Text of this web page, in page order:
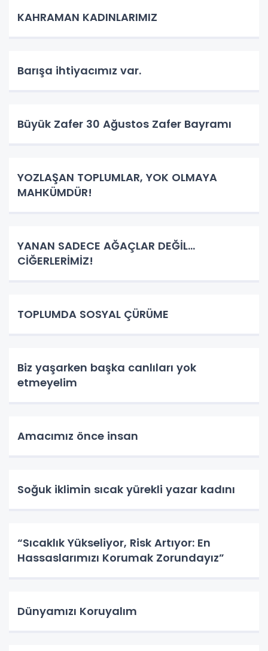
KAHRAMAN KADINLARIMIZ
Barışa ihtiyacımız var.
Büyük Zafer 30 Ağustos Zafer Bayramı
YOZLAŞAN TOPLUMLAR, YOK OLMAYA
MAHKÜMDÜR!
YANAN SADECE AĞAÇLAR DEĞİL…
CİĞERLERİMİZ!
TOPLUMDA SOSYAL ÇÜRÜME
Biz yaşarken başka canlıları yok
etmeyelim
Amacımız önce insan
Soğuk iklimin sıcak yürekli yazar kadını
“Sıcaklık Yükseliyor, Risk Artıyor: En
Hassaslarımızı Korumak Zorundayız”
Dünyamızı Koruyalım